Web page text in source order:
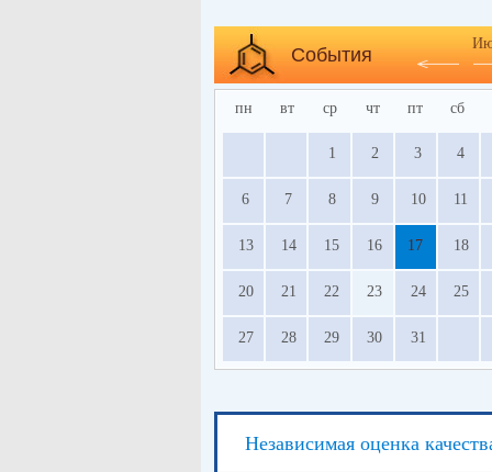
События
пн вт ср чт пт сб
1 2 3 4
6 7 8 9 10 11
13 14 15 16 17 18
20 21 22 23 24 25
27 28 29 30 31
Независимая оценка